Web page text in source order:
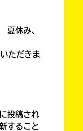
夏休み、
ただきま
投稿され
すること